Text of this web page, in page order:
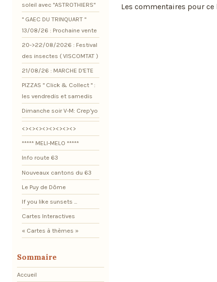
Les commentaires pour
soleil avec "ASTROTHIERS"
" GAEC DU TRINQUART "
13/08/26 : Prochaine vente
20->22/08/2026 : Festival
des insectes ( VISCOMTAT )
21/08/26 : MARCHE D'ETE
PIZZAS " Click & Collect " :
les vendredis et samedis
Dimanche soir V-M: Crep'yo
<><><><><><><><>
***** MELI-MELO *****
Info route 63
Nouveaux cantons du 63
Le Puy de Dôme
If you like sunsets ...
Cartes Interactives
« Cartes à thèmes »
Sommaire
Accueil